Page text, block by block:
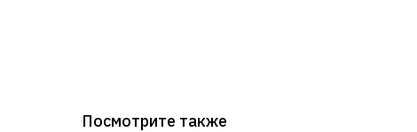
Посмотрите также